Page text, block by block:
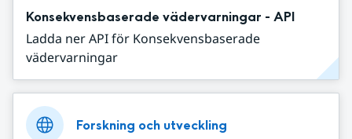
Konsekvensbaserade vädervarningar - API
Ladda ner API för Konsekvensbaserade
vädervarningar
Forskning och utveckling